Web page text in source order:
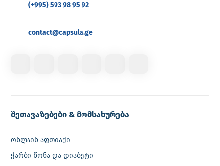
(+995) 593 98 95 92
contact@capsula.ge
შეთავაზებები & მომსახურება
ონლაინ აფთიაქი
ჭარბი წონა და დიაბეტი